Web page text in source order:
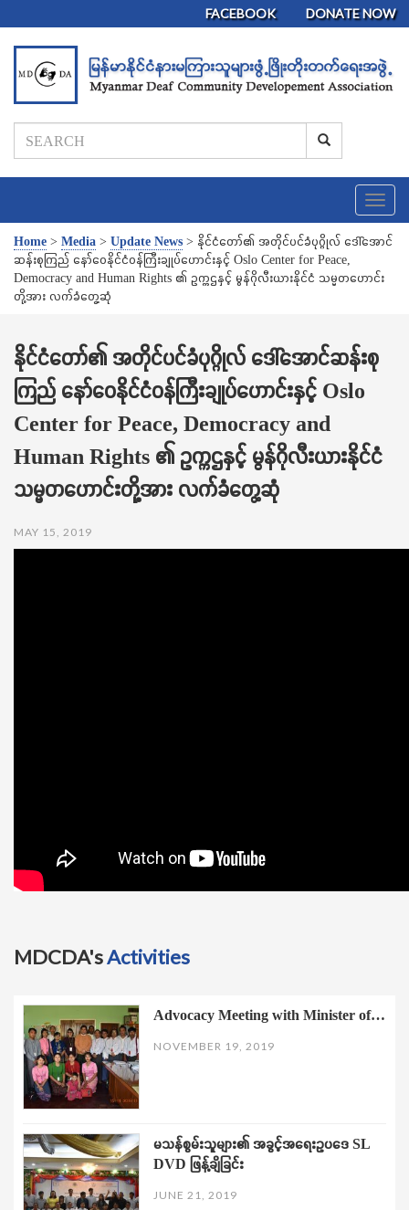
FACEBOOK DONATE NOW
T
o
g
l
i
o
Home > Media > Update News > နိုင်ငံတော်၏ အတိုင်ပင်ခံပုဂ္ဂိုလ် ဒေါ်အောင်
ဆန်းစုကြည် နော်ဝေနိုင်ငံဝန်ကြီးချုပ်ဟောင်းနှင့် Oslo Center for Peace,
Democracy and Human Rights ၏ ဥက္ကဌနှင့် မွန်ဂိုလီးယားနိုင်ငံ သမ္မတဟောင်း
တို့အား လက်ခံတွေ့ဆုံ
နိုင်ငံတော်၏ အတိုင်ပင်ခံပုဂ္ဂိုလ် ဒေါ်အောင်ဆန်းစု
ကြည် နော်ဝေနိုင်ငံဝန်ကြီးချုပ်ဟောင်းနှင့် Oslo
Center for Peace, Democracy and
Human Rights ၏ ဥက္ကဌနှင့် မွန်ဂိုလီးယားနိုင်ငံ
သမ္မတဟောင်းတို့အား လက်ခံတွေ့ဆုံ
MAY 15, 2019
MDCDA'sActivities
Advocacy Meeting with Minister of…
NOVEMBER 19, 2019
မသန်စွမ်းသူများ၏ အခွင့်အရေးဥပဒေ SL
DVD ဖြန့်ချိခြင်း
JUNE 21, 2019